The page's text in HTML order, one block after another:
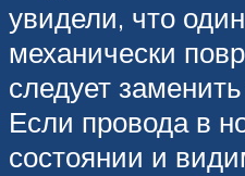
увидели, что
механически
следует
Если провода в
состоянии и